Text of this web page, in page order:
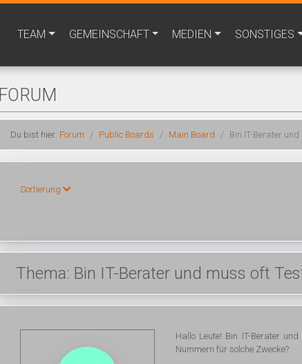
TEAM GEMEINSCHAFT MEDIEN SONSTIGES
FORUM
Du bist hier: Forum Public Boards Main Board Bin IT-Berater
Sortierung
Thema: Bin IT-Berater und muss oft
Hallo Leute! Bin IT-Berater
Nummern für solche Zwecke?